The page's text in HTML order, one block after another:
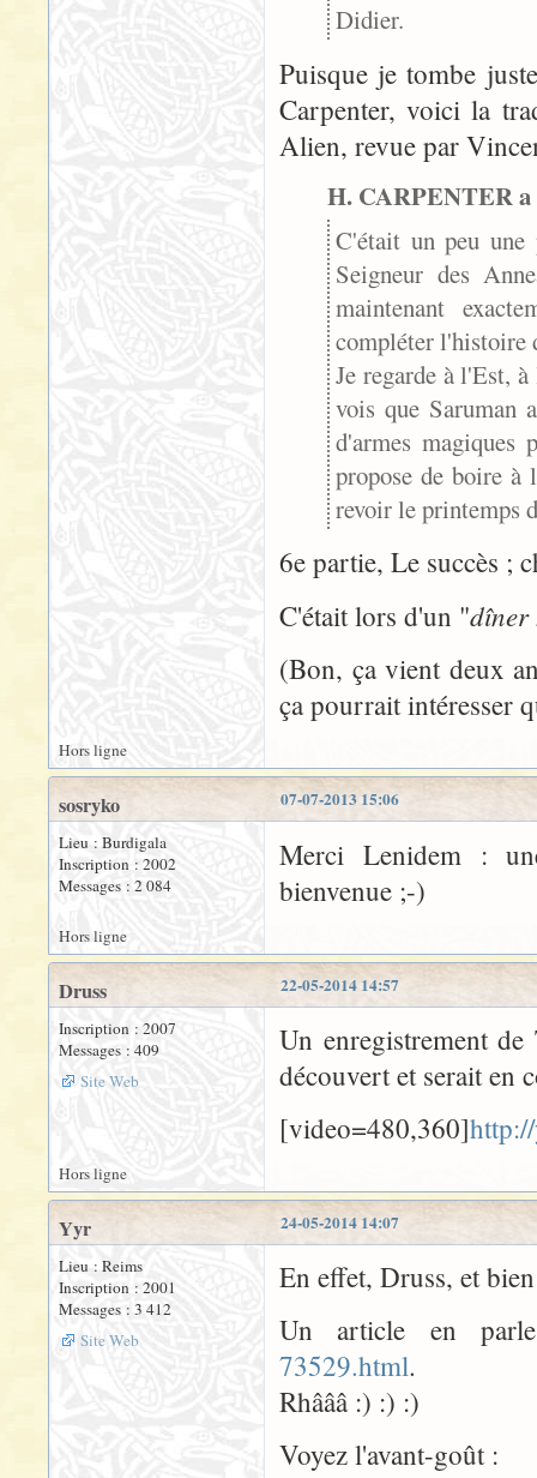
Didier.
Puisque je tombe
Carpenter, voici la
Alien, revue par
H. CARPENTER
C'était un peu une
Seigneur des
maintenant
compléter l'histoire
Je regarde à l'Est,
vois que Saruman
d'armes magiques
propose de boire à
revoir le printemps
6e partie, Le succès ;
C'était lors d'un "dîner
(Bon, ça vient deux
ça pourrait intéresser
Hors ligne
07-07-2013 15:06
sosryko
Lieu : Burdigala
Inscription : 2002
Messages : 2 084
Merci Lenidem :
bienvenue ;-)
Hors ligne
22-05-2014 14:57
Druss
Inscription : 2007
Messages : 409
Site Web
Un enregistrement
découvert et serait en
[video=480,360]
Hors ligne
24-05-2014 14:07
Yyr
Lieu : Reims
Inscription : 2001
Messages : 3 412
Site Web
En effet, Druss, et
Un article en
73529.html.
Rhâââ :) :) :)
Voyez l'avant-goût :